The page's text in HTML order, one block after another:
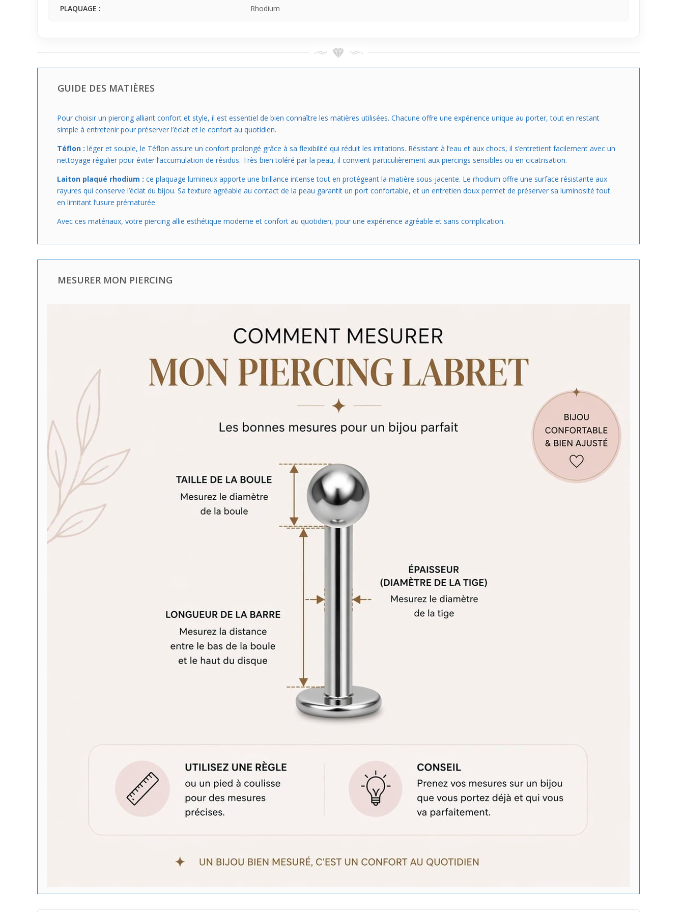
PLAQUAGE : Rhodium
GUIDE DES MATIÈRES
Pour choisir un piercing alliant confort et style, il est essentiel de bien connaître les matières utilisées. Chacune offre une expérience unique au porter, tout en restant
simple à entretenir pour préserver l’éclat et le confort au quotidien.
Téflon : léger et souple, le Téflon assure un confort prolongé grâce à sa flexibilité qui réduit les irritations. Résistant à l’eau et aux chocs, il s’entretient facilement avec un
nettoyage régulier pour éviter l’accumulation de résidus. Très bien toléré par la peau, il convient particulièrement aux piercings sensibles ou en cicatrisation.
Laiton plaqué rhodium : ce plaquage lumineux apporte une brillance intense tout en protégeant la matière sous-jacente. Le rhodium offre une surface résistante aux
rayures qui conserve l’éclat du bijou. Sa texture agréable au contact de la peau garantit un port confortable, et un entretien doux permet de préserver sa luminosité tout
en limitant l’usure prématurée.
Avec ces matériaux, votre piercing allie esthétique moderne et confort au quotidien, pour une expérience agréable et sans complication.
MESURER MON PIERCING